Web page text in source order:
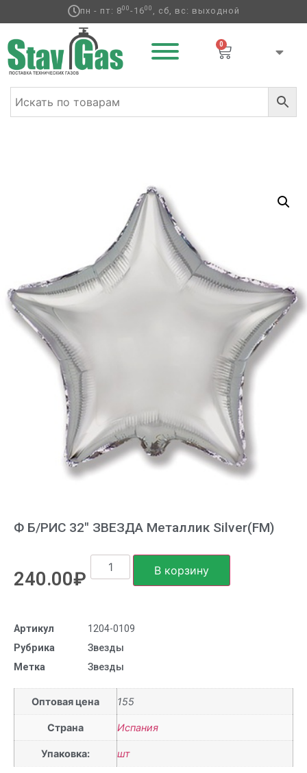
пн - пт: 800-1600 , сб, вс: выходной
0
Ф Б/РИС 32″ ЗВЕЗДА Металлик Silver(FM)
240.00₽ В корзину
Артикул
1204-0109
Рубрика
Звезды
Метка
Звезды
Оптовая цена 155
Страна Испания
Упаковка: шт